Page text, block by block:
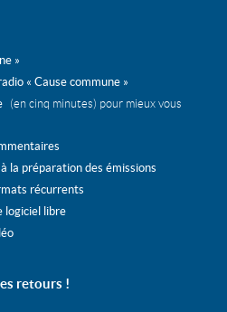
»
« Cause commune »
(en cinq minutes) pour mieux vous
la préparation des émissions
récurrents
logiciel libre
retours !